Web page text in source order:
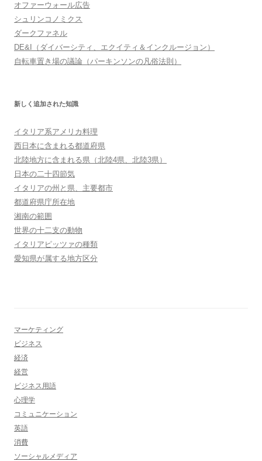
オファーウォール広告
シュリンコノミクス
ダークファネル
DE&I（ダイバーシティ、エクイティ＆インクルージョン）
自転車置き場の議論（パーキンソンの凡俗法則）
新しく追加された知識
イタリア系アメリカ料理
西日本に含まれる都道府県
北陸地方に含まれる県（北陸4県、北陸3県）
日本の二十四節気
イタリアの州と県、主要都市
都道府県庁所在地
湘南の範囲
世界の十二支の動物
イタリアピッツァの種類
愛知県が属する地方区分
マーケティング
ビジネス
経済
経営
ビジネス用語
心理学
コミュニケーション
英語
消費
ソーシャルメディア